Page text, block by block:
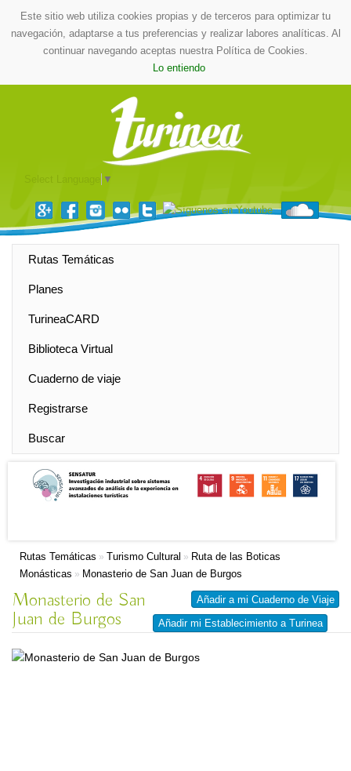
Este sitio web utiliza cookies propias y de terceros para optimizar tu
navegación, adaptarse a tus preferencias y realizar labores analíticas. Al
continuar navegando aceptas nuestra Política de Cookies.
Lo entiendo
▼
Rutas Temáticas
Planes
TurineaCARD
Biblioteca Virtual
Cuaderno de viaje
Registrarse
Buscar
Rutas Temáticas » Turismo Cultural » Ruta de las Boticas
Monásticas » Monasterio de San Juan de Burgos
Añadir a mi Cuaderno de Viaje
Añadir mi Establecimiento a Turinea
Monasterio de San
Juan de Burgos